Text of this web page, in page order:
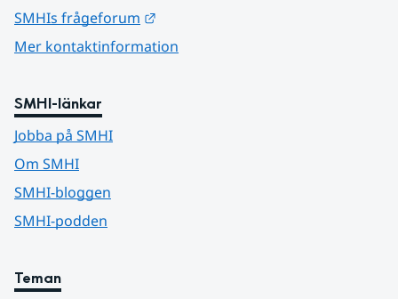
SMHIs frågeforum
Mer kontaktinformation
SMHI-länkar
Jobba på SMHI
Om SMHI
SMHI-bloggen
SMHI-podden
Teman